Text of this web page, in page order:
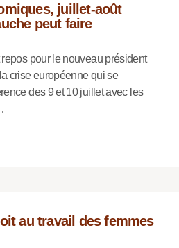
juillet-août
peut faire
repos pour le nouveau président
crise européenne qui se
des 9 et 10 juillet avec les
au travail des femmes